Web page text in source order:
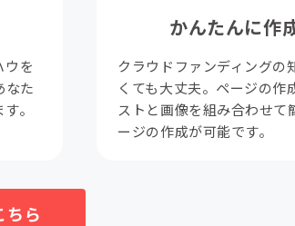
ウを
なた
。
かんたんに作
クラウドファンディングの
くても大丈夫。ページの作
ストと画像を組み合わせて
ージの作成が可能です。
ちら